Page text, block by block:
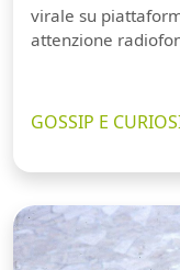
virale su
attenzione
GOSSIP E